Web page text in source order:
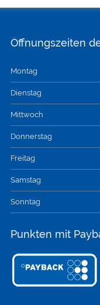
Öffnungszeiten
Montag
Dienstag
Mittwoch
Donnerstag
Freitag
Samstag
Sonntag
Punkten mit